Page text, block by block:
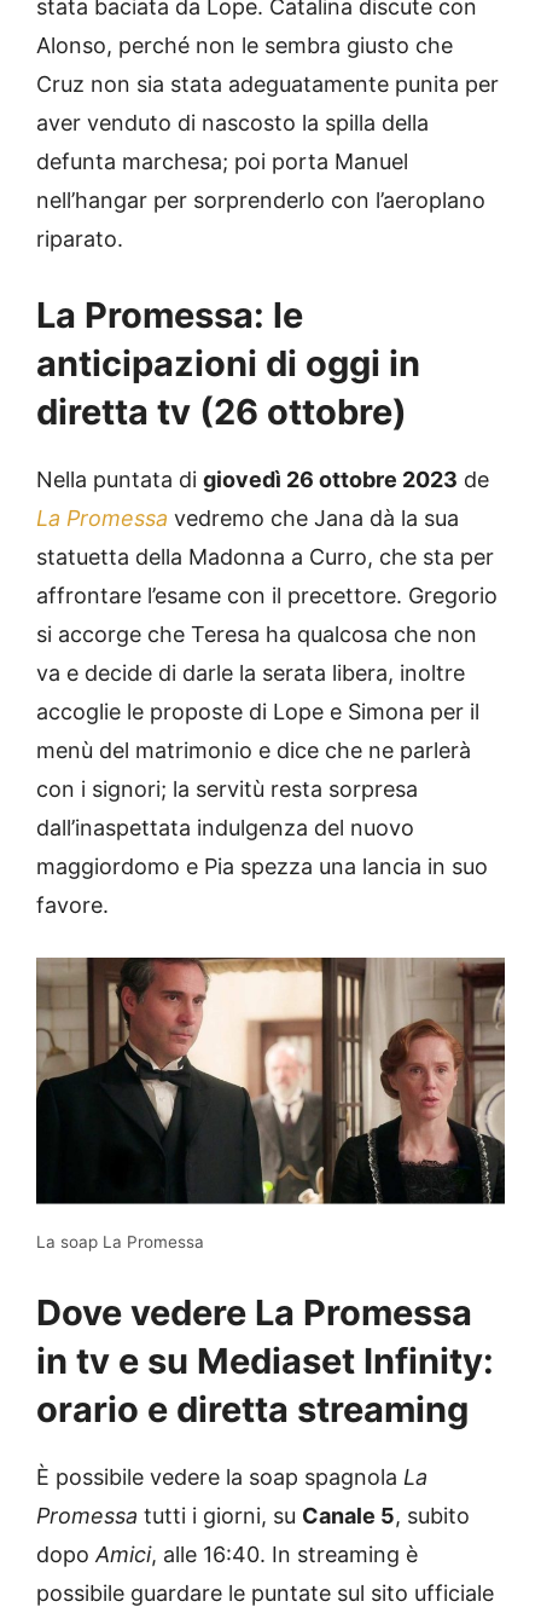
stata baciata da Lope. Catalina discute con
Alonso, perché non le sembra giusto che
Cruz non sia stata adeguatamente punita per
aver venduto di nascosto la spilla della
defunta marchesa; poi porta Manuel
nell’hangar per sorprenderlo con l’aeroplano
riparato.
La Promessa: le
anticipazioni di oggi in
diretta tv (26 ottobre)
Nella puntata di giovedì 26 ottobre 2023 de
La Promessa vedremo che Jana dà la sua
statuetta della Madonna a Curro, che sta per
affrontare l’esame con il precettore. Gregorio
si accorge che Teresa ha qualcosa che non
va e decide di darle la serata libera, inoltre
accoglie le proposte di Lope e Simona per il
menù del matrimonio e dice che ne parlerà
con i signori; la servitù resta sorpresa
dall’inaspettata indulgenza del nuovo
maggiordomo e Pia spezza una lancia in suo
favore.
La soap La Promessa
Dove vedere La Promessa
in tv e su Mediaset Infinity:
orario e diretta streaming
È possibile vedere la soap spagnola La
Promessa tutti i giorni, su Canale 5, subito
dopo Amici, alle 16:40. In streaming è
possibile guardare le puntate sul sito ufficiale